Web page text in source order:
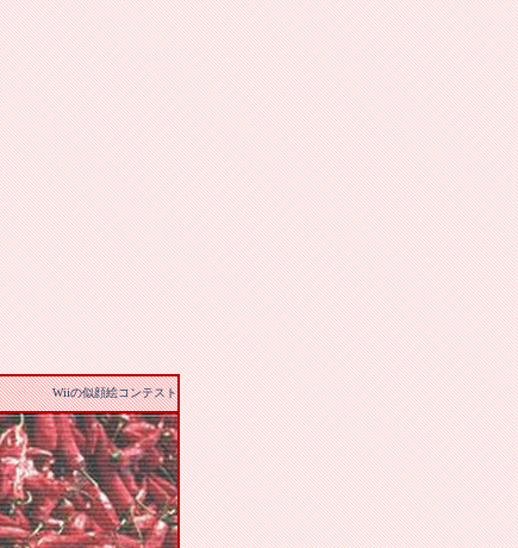
Wiiの似顔絵コンテスト